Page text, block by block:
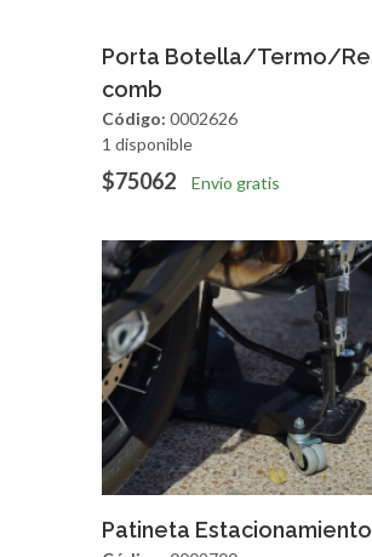
Agregar Vista
Porta Botella/Termo/
comb
Código: 0002626
1 disponible
$75062 Envío gratis
Agregar Vista
Patineta Estacionamiento